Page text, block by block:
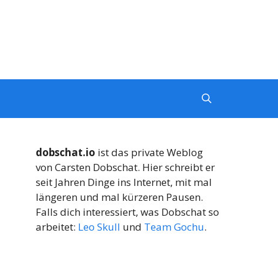
dobschat.io ist das private Weblog
von Carsten Dobschat. Hier schreibt er
seit Jahren Dinge ins Internet, mit mal
längeren und mal kürzeren Pausen.
Falls dich interessiert, was Dobschat so
arbeitet: Leo Skull und Team Gochu.